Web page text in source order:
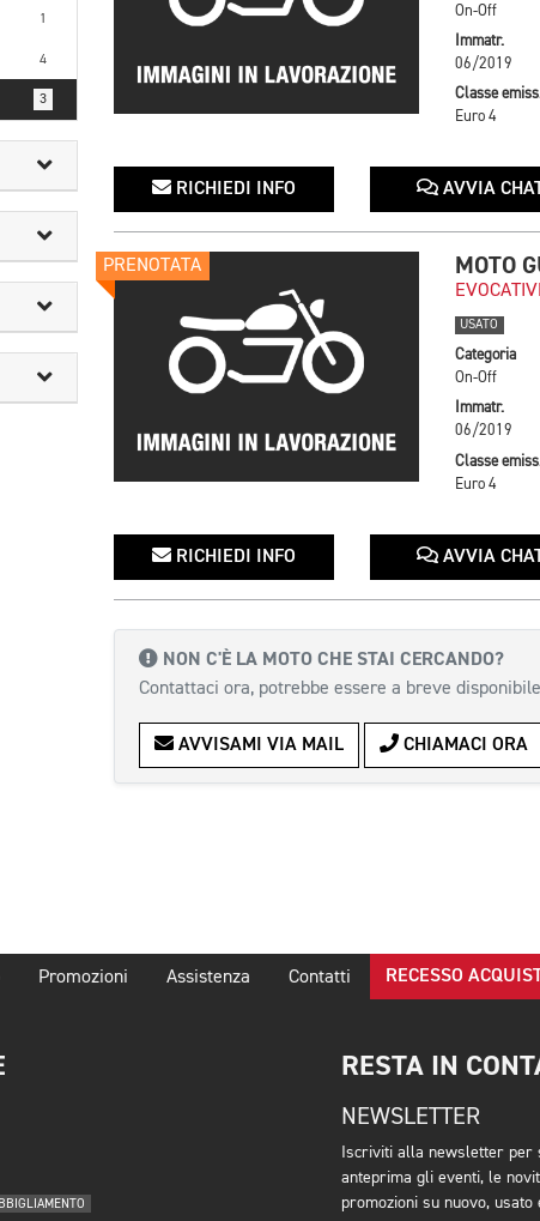
1
4
3
On-Off
Immatr.
06/2019
Classe
Euro 4
RICHIEDI INFO AVVIA
PRENOTATA MOTO
USATO
Categoria
On-Off
Immatr.
06/2019
Classe
Euro 4
RICHIEDI INFO AVVIA
NON C'È LA MOTO CHE STAI CERCANDO?
Contattaci ora, potrebbe essere a breve
AVVISAMI VIA MAIL CHIAMACI ORA
Promozioni Assistenza Contatti RECESSO
RESTA IN
NEWSLETTER
Iscriviti alla newsletter per
anteprima gli eventi, le
promozioni su nuovo, usato